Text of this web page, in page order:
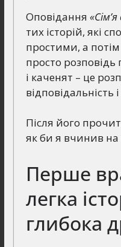
Оповідання
тих історій, які
простими, а
просто
і каченят – це
відповідальність
Після його
як би я вчинив на
Перше
легка
глибока